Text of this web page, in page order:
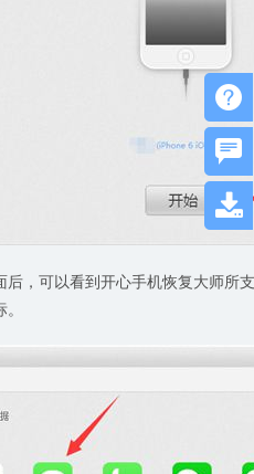
，可以看到开心手机恢复大师所


